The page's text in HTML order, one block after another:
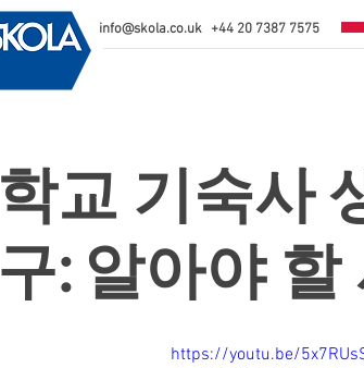
info@skola.co.uk +44 20 7387 7575
학교 기숙사
구: 알아야 할
https://youtu.be/